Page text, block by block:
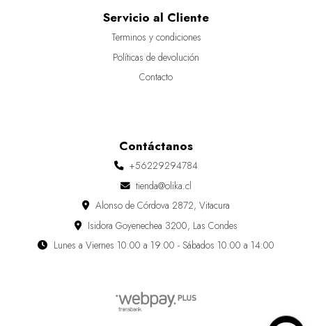
Servicio al Cliente
Terminos y condiciones
Políticas de devolución
Contacto
Contáctanos
+56229294784
tienda@olika.cl
Alonso de Córdova 2872, Vitacura
Isidora Goyenechea 3200, Las Condes
Lunes a Viernes 10:00 a 19:00 - Sábados 10:00 a 14:00